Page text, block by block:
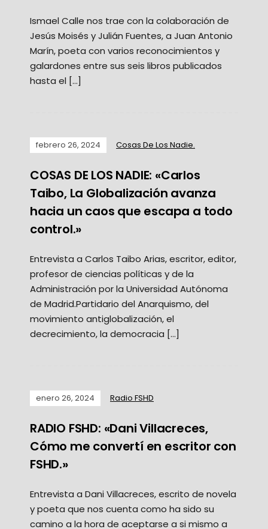
Ismael Calle nos trae con la colaboración de
Jesús Moisés y Julián Fuentes, a Juan Antonio
Marín, poeta con varios reconocimientos y
galardones entre sus seis libros publicados
hasta el […]
febrero 26, 2024 Cosas De Los Nadie.
COSAS DE LOS NADIE: «Carlos
Taibo, La Globalización avanza
hacia un caos que escapa a todo
control.»
Entrevista a Carlos Taibo Arias, escritor, editor,
profesor de ciencias políticas y de la
Administración por la Universidad Autónoma
de Madrid.Partidario del Anarquismo, del
movimiento antiglobalización, el
decrecimiento, la democracia […]
enero 26, 2024 Radio FSHD
RADIO FSHD: «Dani Villacreces,
Cómo me convertí en escritor con
FSHD.»
Entrevista a Dani Villacreces, escrito de novela
y poeta que nos cuenta como ha sido su
camino a la hora de aceptarse a si mismo a